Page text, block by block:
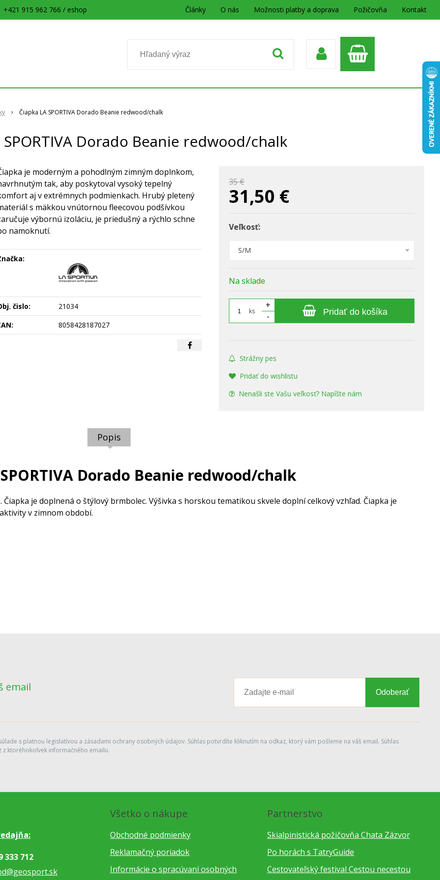
+421 915 962 766 / eshop Články O nás Možnosti platby a doprava Požičovňa Kontakt
Čiapka LA SPORTIVA Dorado Beanie redwood/chalk
SPORTIVA Dorado Beanie redwood/chalk
35 €
31,50 €
Veľkosť:
S/M
Na sklade
ks
+
-
Pridať do košíka
Strážny pes
Pridať do wishlistu
Nenašli ste Vašu veľkosť? Napíšte nám
je moderným a pohodlným zimným doplnkom,
tak, aby poskytoval vysoký tepelný
aj v extrémnych podmienkach. Hrubý pletený
s mäkkou vnútornou fleecovou podšívkou
výbornú izoláciu, je priedušný a rýchlo schne
namoknutí.
čislo:
21034
8058428187027
Popis
Dorado Beanie redwood/chalk
je doplnená o štýlový brmbolec. Výšivka s horskou tematikou skvele doplní celkový vzhľad. Čiapka je
v zimnom období.
email Odoberať
s platnou legislatívou a zásadami ochrany osobných údajov. Súhlas potvrdíte kliknutím na odkaz, ktorý vám pošleme na váš email. Súhlas
ktoréhokoľvek informačného emailu.
333 712
Všetko o nákupe
Obchodné podmienky
Reklamačný poriadok
Informácie o spracúvaní osobných
Partnerstvo
Skialpinistická požičovňa Chata Zázvor
Po horách s TatryGuide
Cestovateľský festival Cestou necestou